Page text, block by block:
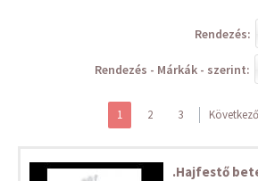
Rendezés:
Rendezés - Márkák - szerint:
1 2 3
.Hajfestő